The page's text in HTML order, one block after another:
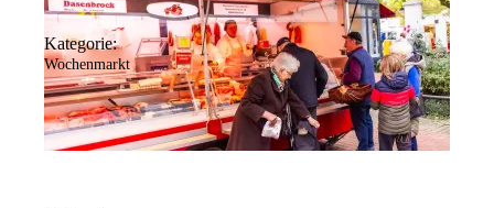
Kategorie:
Wochenmarkt